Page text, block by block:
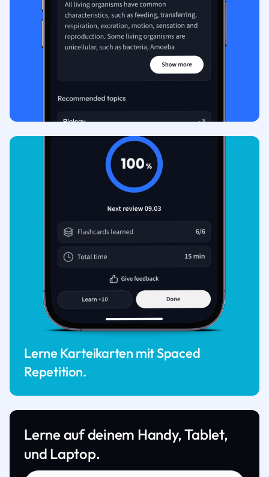
Lerne Karteikarten mit Spaced
Repetition.
Lerne auf deinem Handy, Tablet,
und Laptop.